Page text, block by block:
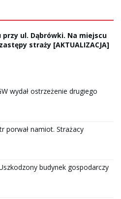
przy ul. Dąbrówki. Na miejscu
straży [AKTUALIZACJA]
wydał ostrzeżenie drugiego
porwał namiot. Strażacy
budynek gospodarczy